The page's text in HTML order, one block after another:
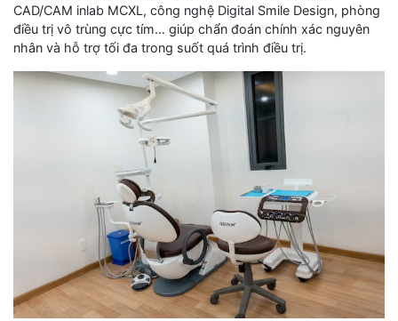
CAD/CAM inlab MCXL, công nghệ Digital Smile Design, phòng
điều trị vô trùng cực tím… giúp chẩn đoán chính xác nguyên
nhân và hỗ trợ tối đa trong suốt quá trình điều trị.